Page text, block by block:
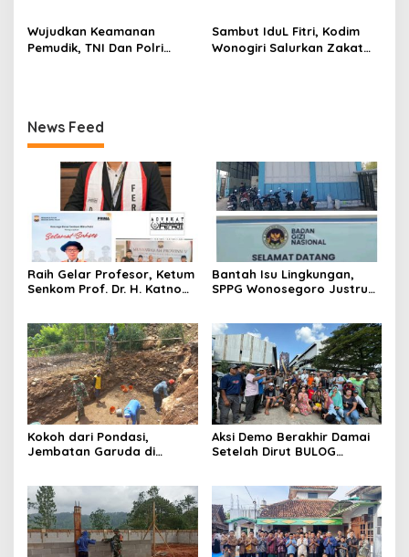
Mindi
Wujudkan Keamanan
Pemudik, TNI Dan Polri
Sambut IduL Fitri, Kodim
Wonogiri Salurkan Zakat
News Feed
Raih Gelar Profesor, Ketum
Senkom Prof. Dr. H. Katno
Baru Pariwisata dan
Ketahanan Ekonomi
Bantah Isu Lingkungan,
SPPG Wonosegoro Justru
Kokoh dari Pondasi,
Jembatan Garuda di
Beban Maksimal
Aksi Demo Berakhir Damai
Setelah Dirut BULOG
Blora melalui PT GMM
Sesuai Harga Pemerintah